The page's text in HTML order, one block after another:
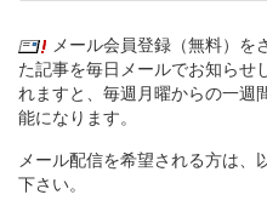
メール会員登録（無料）を
た記事を毎日メールでお知らせ
れますと、毎週月曜からの一週
能になります。
メール配信を希望される方は、
下さい。